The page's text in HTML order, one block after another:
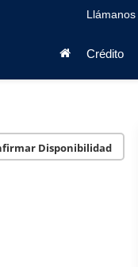
Llámanos
Crédito
Disponibilidad